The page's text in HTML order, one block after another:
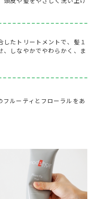
たトリートメントで、髪１
、しなやかでやわらかく、ま
フルーティとフローラルをあ